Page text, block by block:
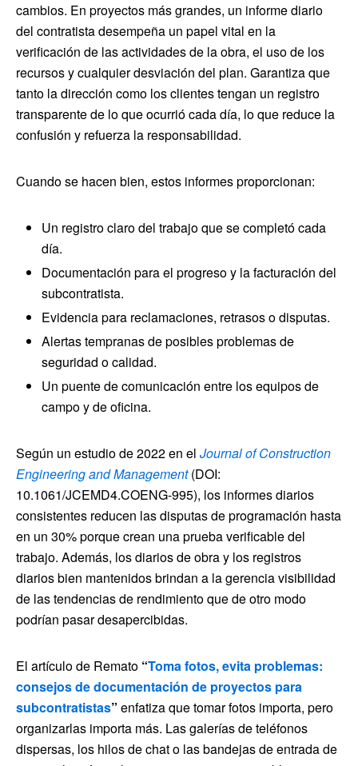
cambios. En proyectos más grandes, un informe diario
del contratista desempeña un papel vital en la
verificación de las actividades de la obra, el uso de los
recursos y cualquier desviación del plan. Garantiza que
tanto la dirección como los clientes tengan un registro
transparente de lo que ocurrió cada día, lo que reduce la
confusión y refuerza la responsabilidad.
Cuando se hacen bien, estos informes proporcionan:
Un registro claro del trabajo que se completó cada
día.
Documentación para el progreso y la facturación del
subcontratista.
Evidencia para reclamaciones, retrasos o disputas.
Alertas tempranas de posibles problemas de
seguridad o calidad.
Un puente de comunicación entre los equipos de
campo y de oficina.
Según un estudio de 2022 en el Journal of Construction
Engineering and Management(DOI:
10.1061/JCEMD4.COENG-995), los informes diarios
consistentes reducen las disputas de programación hasta
en un 30% porque crean una prueba verificable del
trabajo. Además, los diarios de obra y los registros
diarios bien mantenidos brindan a la gerencia visibilidad
de las tendencias de rendimiento que de otro modo
podrían pasar desapercibidas.
El artículo de Remato “Toma fotos, evita problemas:
consejos de documentación de proyectos para
subcontratistas” enfatiza que tomar fotos importa, pero
organizarlas importa más. Las galerías de teléfonos
dispersas, los hilos de chat o las bandejas de entrada de